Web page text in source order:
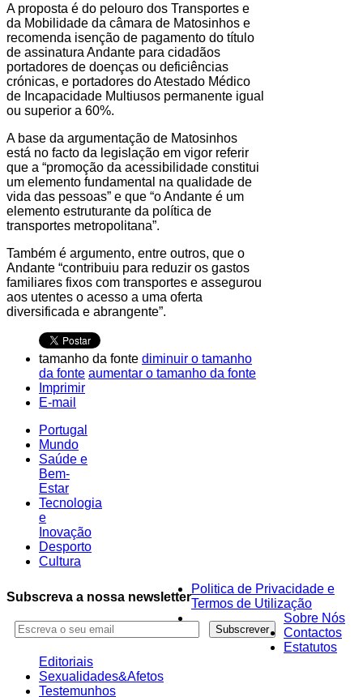
A proposta é do pelouro dos Transportes e
da Mobilidade da câmara de Matosinhos e
recomenda isenção de pagamento do título
de assinatura Andante para cidadãos
portadores de doenças ou deficiências
crónicas, e portadores do Atestado Médico
de Incapacidade Multiusos permanente igual
ou superior a 60%.
A base da argumentação de Matosinhos
está no facto da legislação em vigor referir
que a “promoção da acessibilidade constitui
um elemento fundamental na qualidade de
vida das pessoas” e que “o Andante é um
elemento estruturante da política de
transportes metropolitana”.
Também é argumento, entre outros, que o
Andante “contribuiu para reduzir os gastos
familiares fixos com transportes e assegurou
aos utentes o acesso a uma oferta
diversificada e abrangente”.
tamanho da fonte diminuir o tamanho
da fonte aumentar o tamanho da fonte
Imprimir
E-mail
Portugal
Mundo
Saúde e
Bem-
Estar
Tecnologia
e
Inovação
Desporto
Cultura
Subscreva a nossa newsletter
Politica de Privacidade e
Termos de Utilização
Sobre Nós
Contactos
Estatutos
Editoriais
Sexualidades&Afetos
Testemunhos